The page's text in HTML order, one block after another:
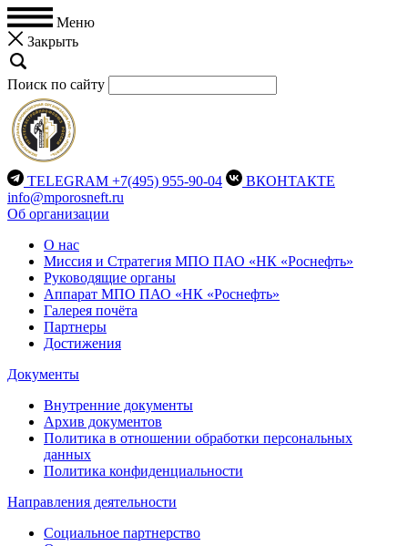
Меню
Закрыть
Поиск по сайту
TELEGRAM +7(495) 955-90-04
ВКОНТАКТЕ
info@mporosneft.ru
Об организации
О нас
Миссия и Стратегия МПО ПАО «НК «Роснефть»
Руководящие органы
Аппарат МПО ПАО «НК «Роснефть»
Галерея почёта
Партнеры
Достижения
Документы
Внутренние документы
Архив документов
Политика в отношении обработки персональных
данных
Политика конфиденциальности
Направления деятельности
Социальное партнерство